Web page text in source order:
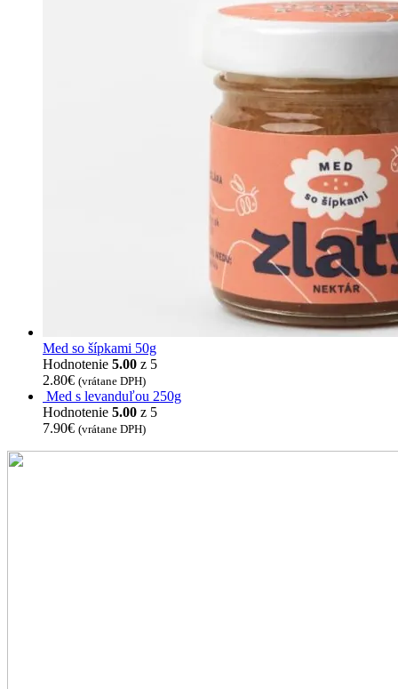
Med so šípkami 50g
Hodnotenie 5.00 z 5
2.80€ (vrátane DPH)
Med s levanduľou 250g
Hodnotenie 5.00 z 5
7.90€ (vrátane DPH)